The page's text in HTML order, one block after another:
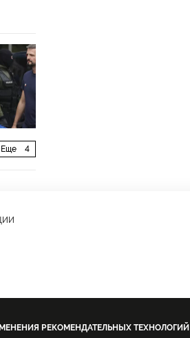
Еще 4
РЕКОМЕНДАТЕЛЬНЫХ ТЕХНОЛОГИЙ